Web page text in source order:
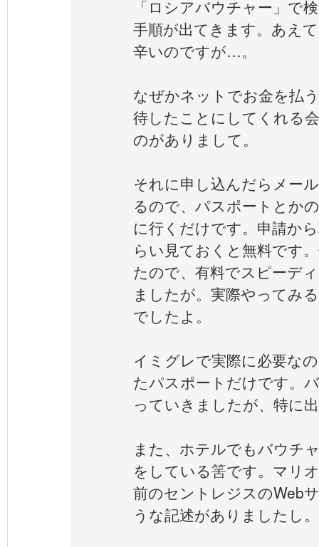
「ロシアバウチャー」で
手順が出てきます。あえ
辛いのですが…。
なぜかネットでお金を払
待したことにしてくれる
のがありまして。
それに申し込んだらメー
るので、パスポートとか
に行くだけです。申請か
らい見ておくと無料です
たので、有料でスピーデ
ましたが。実際やってみ
でしたよ。
イミグレで実際に必要な
たパスポートだけです。
っていきましたが、特に
また、ホテルでもバウチ
をしている筈です。マリ
前のセントレジスのWeb
うな記述がありましたし。